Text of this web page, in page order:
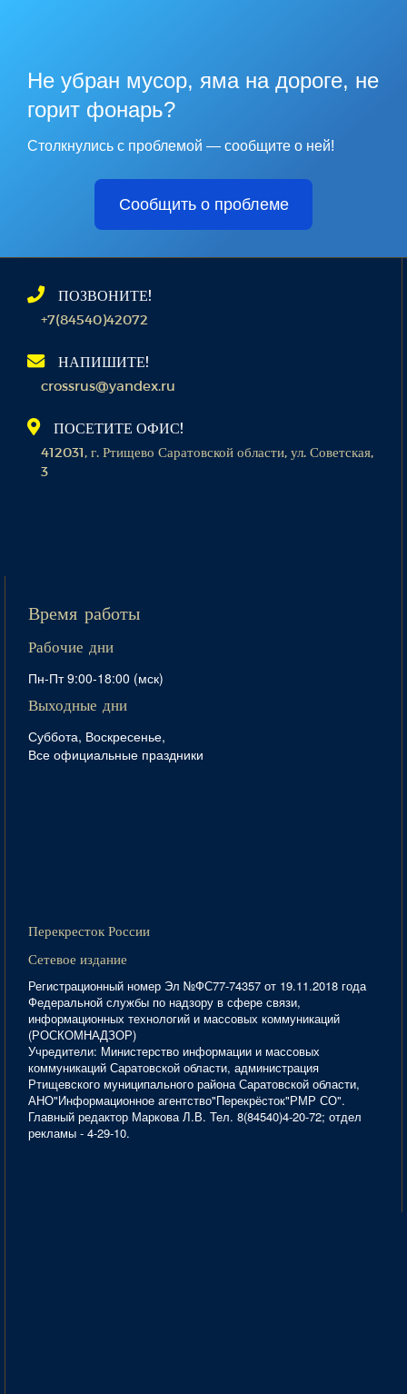
Не убран мусор, яма на дороге, не
горит фонарь?
Столкнулись с проблемой — сообщите о ней!
Сообщить о проблеме
ПОЗВОНИТЕ!
+7(84540)42072
НАПИШИТЕ!
crossrus@yandex.ru
ПОСЕТИТЕ ОФИС!
412031, г. Ртищево Саратовской области, ул. Советская,
3
Время работы
Рабочие дни
Пн-Пт 9:00-18:00 (мск)
Выходные дни
Суббота, Воскресенье,
Все официальные праздники
Перекресток России
Сетевое издание
Регистрационный номер Эл №ФС77-74357 от 19.11.2018 года
Федеральной службы по надзору в сфере связи,
информационных технологий и массовых коммуникаций
(РОСКОМНАДЗОР)
Учредители: Министерство информации и массовых
коммуникаций Саратовской области, администрация
Ртищевского муниципального района Саратовской области,
АНО"Информационное агентство"Перекрёсток"РМР СО".
Главный редактор Маркова Л.В. Тел. 8(84540)4-20-72; отдел
рекламы - 4-29-10.